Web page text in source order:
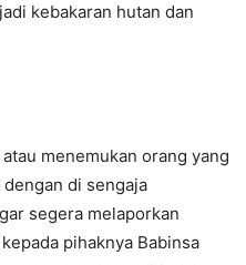
kebakaran hutan dan
menemukan orang yang
di sengaja
segera melaporkan
pihaknya Babinsa